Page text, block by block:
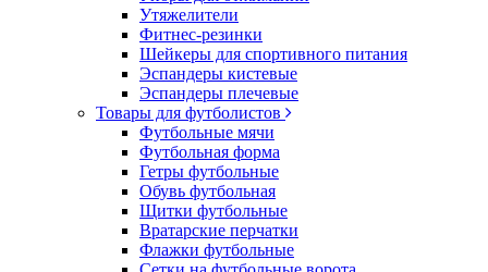
Утяжелители
Фитнес-резинки
Шейкеры для спортивного питания
Эспандеры кистевые
Эспандеры плечевые
Товары для футболистов
Футбольные мячи
Футбольная форма
Гетры футбольные
Обувь футбольная
Щитки футбольные
Вратарские перчатки
Флажки футбольные